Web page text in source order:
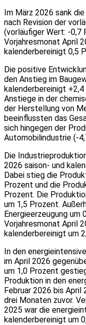
Im März 2026 sank
nach Revision der
(vorläufiger Wert: -0,7
Vorjahresmonat April
kalenderbereinigt 0,5
Die positive
den Anstieg im
kalenderbereinigt
Anstiege in der
der Herstellung von
beeinflussten das
sich hingegen der
Automobilindustrie (-
Die
2026 saison- und
Dabei stieg die
Prozent und die
Prozent. Die
um 1,5 Prozent.
Energieerzeugung um
Vorjahresmonat April
kalenderbereinigt um
In den
im April 2026
um 1,0 Prozent
Produktion in den
Februar 2026 bis April
drei Monaten zuvor.
2025 war die
kalenderbereinigt um